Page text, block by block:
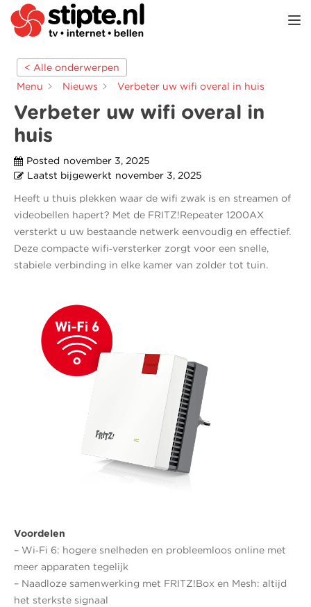
< Alle onderwerpen
Menu
Nieuws Verbeter uw wifi overal in huis
Verbeter uw wifi overal in
huis
Posted november 3, 2025
Laatst bijgewerkt november 3, 2025
Heeft u thuis plekken waar de wifi zwak is en streamen of
videobellen hapert? Met de FRITZ!Repeater 1200AX
versterkt u uw bestaande netwerk eenvoudig en effectief.
Deze compacte wifi‑versterker zorgt voor een snelle,
stabiele verbinding in elke kamer van zolder tot tuin.
Voordelen
– Wi‑Fi 6: hogere snelheden en probleemloos online met
meer apparaten tegelijk
– Naadloze samenwerking met FRITZ!Box en Mesh: altijd
het sterkste signaal